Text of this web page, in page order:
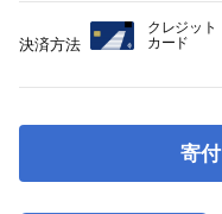
寄
決済方法
クレジット
カード